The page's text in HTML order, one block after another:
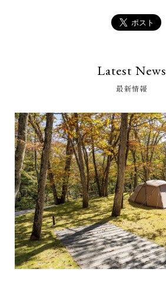
Latest News
最新情報